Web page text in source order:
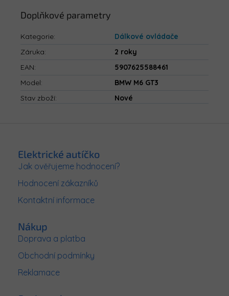
Doplňkové parametry
Kategorie:
Dálkové ovládače
Záruka:
2 roky
EAN:
5907625588461
Model:
BMW M6 GT3
Stav zboží: Nové
Elektrické autíčko
Jak ověřujeme hodnocení?
Hodnocení zákazníků
Kontaktní informace
Nákup
Doprava a platba
Obchodní podmínky
Reklamace